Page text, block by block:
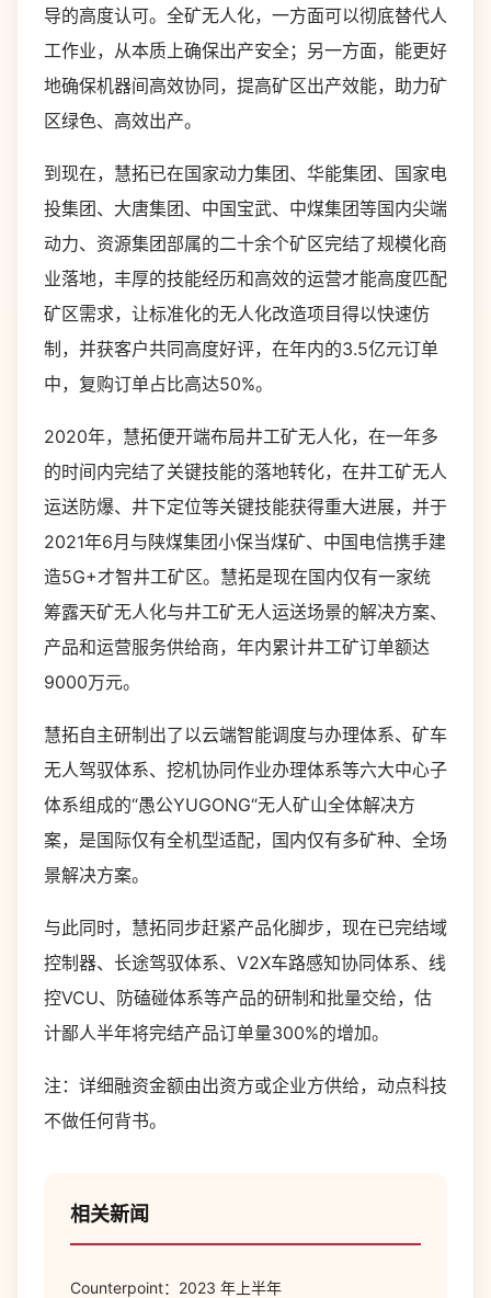
导的高度认可。全矿无人化，一方面可以彻底替代人
工作业，从本质上确保出产安全；另一方面，能更好
地确保机器间高效协同，提高矿区出产效能，助力矿
区绿色、高效出产。
到现在，慧拓已在国家动力集团、华能集团、国家电
投集团、大唐集团、中国宝武、中煤集团等国内尖端
动力、资源集团部属的二十余个矿区完结了规模化商
业落地，丰厚的技能经历和高效的运营才能高度匹配
矿区需求，让标准化的无人化改造项目得以快速仿
制，并获客户共同高度好评，在年内的3.5亿元订单
中，复购订单占比高达50%。
2020年，慧拓便开端布局井工矿无人化，在一年多
的时间内完结了关键技能的落地转化，在井工矿无人
运送防爆、井下定位等关键技能获得重大进展，并于
2021年6月与陕煤集团小保当煤矿、中国电信携手建
造5G+才智井工矿区。慧拓是现在国内仅有一家统
筹露天矿无人化与井工矿无人运送场景的解决方案、
产品和运营服务供给商，年内累计井工矿订单额达
9000万元。
慧拓自主研制出了以云端智能调度与办理体系、矿车
无人驾驭体系、挖机协同作业办理体系等六大中心子
体系组成的“愚公YUGONG“无人矿山全体解决方
案，是国际仅有全机型适配，国内仅有多矿种、全场
景解决方案。
与此同时，慧拓同步赶紧产品化脚步，现在已完结域
控制器、长途驾驭体系、V2X车路感知协同体系、线
控VCU、防磕碰体系等产品的研制和批量交给，估
计鄙人半年将完结产品订单量300%的增加。
注：详细融资金额由出资方或企业方供给，动点科技
不做任何背书。
相关新闻
Counterpoint：2023 年上半年